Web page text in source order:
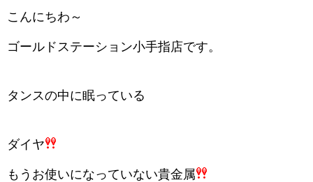
こんにちわ～
ゴールドステーション小手指店です。
タンスの中に眠っている
ダイヤ
もうお使いになっていない貴金属